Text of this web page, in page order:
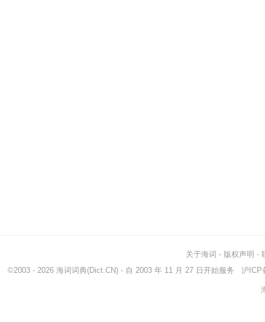
关于海词 - 版权声明 -
©2003 - 2026 海词词典(Dict.CN) - 自 2003 年 11 月 27 日开始服务 沪ICP